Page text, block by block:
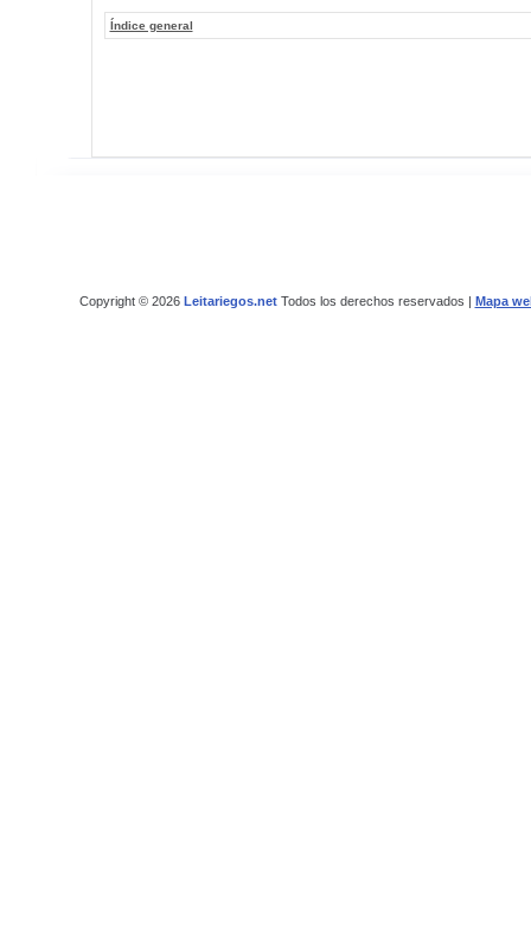
Índice general
Copyright © 2026 Leitariegos.netTodos los derechos reservados | Mapa